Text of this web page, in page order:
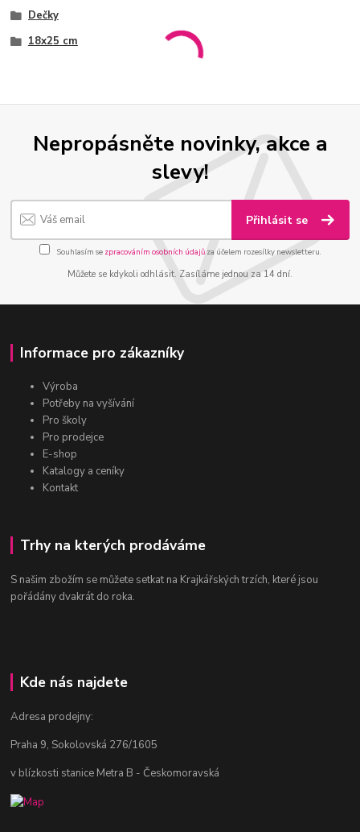
Dečky
18x25 cm
Nepropásněte novinky, akce a
slevy!
Přihlásit se
Souhlasím se zpracováním osobních údajůza účelem rozesílky newsletteru.
Můžete se kdykoli odhlásit. Zasíláme jednou za 14 dní.
Informace pro zákazníky
Výroba
Potřeby na vyšívání
Pro školy
Pro prodejce
E-shop
Katalogy a ceníky
Kontakt
Trhy na kterých prodáváme
S našim zbožím se můžete setkat na Krajkářských trzích, které jsou
pořádány dvakrát do roka.
Kde nás najdete
Adresa prodejny:
Praha 9, Sokolovská 276/1605
v blízkosti stanice Metra B - Českomoravská